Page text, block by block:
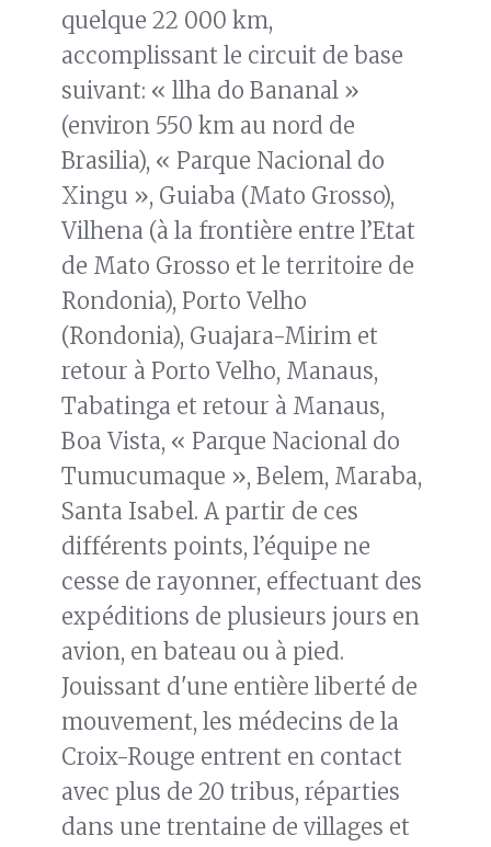
quelque 22 000 km,
accomplissant le circuit de base
suivant: « llha do Bananal »
(environ 550 km au nord de
Brasilia), « Parque Nacional do
Xingu », Guiaba (Mato Grosso),
Vilhena (à la frontière entre l’Etat
de Mato Grosso et le territoire de
Rondonia), Porto Velho
(Rondonia), Guajara-Mirim et
retour à Porto Velho, Manaus,
Tabatinga et retour à Manaus,
Boa Vista, « Parque Nacional do
Tumucumaque », Belem, Maraba,
Santa Isabel. A partir de ces
différents points, l’équipe ne
cesse de rayonner, effectuant des
expéditions de plusieurs jours en
avion, en bateau ou à pied.
Jouissant d'une entière liberté de
mouvement, les médecins de la
Croix-Rouge entrent en contact
avec plus de 20 tribus, réparties
dans une trentaine de villages et